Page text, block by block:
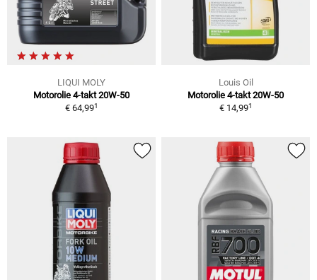
LIQUI MOLY
Motorolie 4-takt 20W-50
€ 64,991
Louis Oil
Motorolie 4-takt 20W-50
€ 14,991